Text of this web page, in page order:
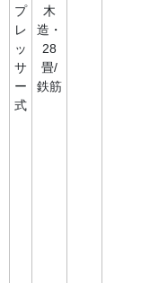
プ
レ
ッ
サ
ー
式
木
造・
28
畳/
鉄筋